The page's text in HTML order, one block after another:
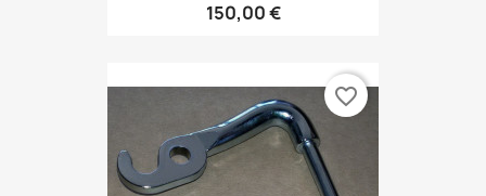
150,00 €
favorite_border